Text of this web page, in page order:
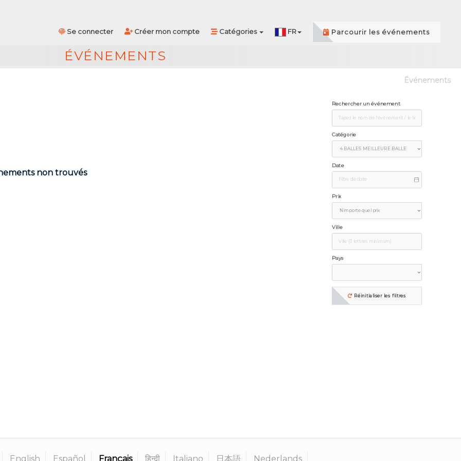
Se connecter Créer mon compte Catégories FR Parcourir les événements
ÉVÉNEMENTS
Événements
Rechercher un événement
Catégorie
Date
Prix
Ville
Pays
Réinitialiser les filtres
non trouvés
English Español Français हिन्दी Italiano 日本語 Nederlands